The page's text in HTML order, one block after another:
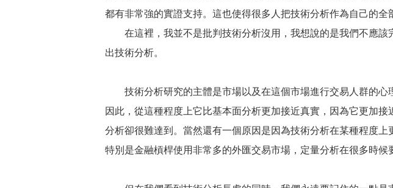
都有非常強的實證支持。這也使得很多人把技術分析作為自己的全
在這裡，我並不是批判技術分析沒用，我想說的是我們不應該
出技術分析。
技術分析研究的主體是市場以及在這個市場進行交易人群的心
因此，從這種程度上它比基本面分析更加接近真實，因為它更加
分析卻很難達到。當然還有一個原因是因為技術分析在某種程度
特別是金融槓桿使用非常多的外匯交易市場，定量分析在很多時候